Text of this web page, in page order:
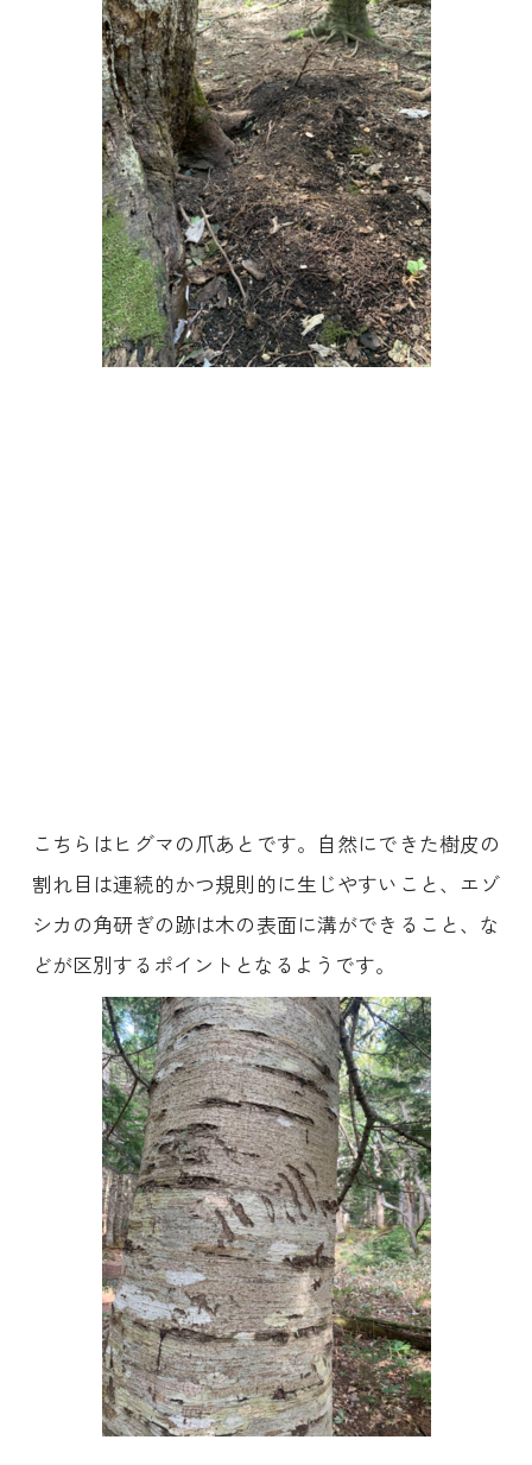
こちらはヒグマの爪あとです。自然にできた樹皮の
割れ目は連続的かつ規則的に生じやすいこと、エゾ
シカの角研ぎの跡は木の表面に溝ができること、な
どが区別するポイントとなるようです。